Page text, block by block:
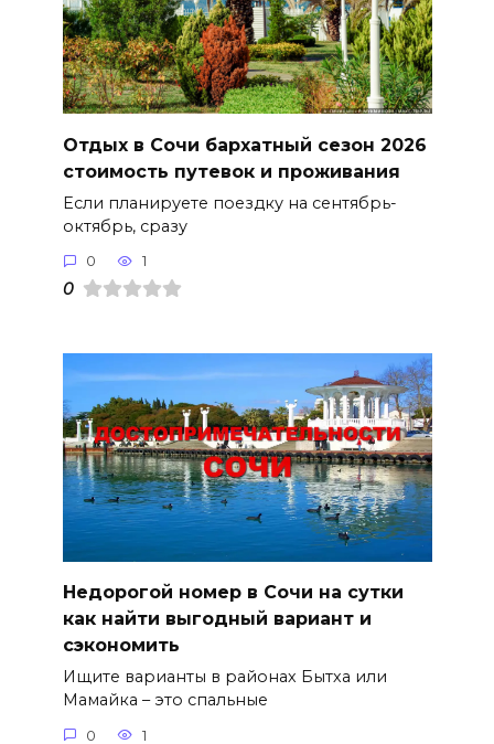
Отдых в Сочи бархатный сезон 2026
стоимость путевок и проживания
Если планируете поездку на сентябрь-
октябрь, сразу
0 1
0
Недорогой номер в Сочи на сутки
как найти выгодный вариант и
сэкономить
Ищите варианты в районах Бытха или
Мамайка – это спальные
0 1